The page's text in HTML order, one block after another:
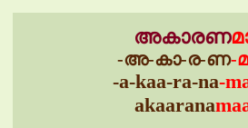
അകാരണ
-അ-കാ-ര-ണ-
-a-kaa-ra-na-
akaarana